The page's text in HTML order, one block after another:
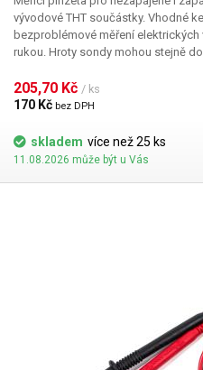
vývodové THT součástky. Vhodné
bezproblémové měření
rukou. Hroty sondy mohou stejně
SMD LED a to zejména zapájených v
205,70 Kč / ks
170 Kč bez DPH
skladem více než 25 ks
11.08.2026 může být u Vás